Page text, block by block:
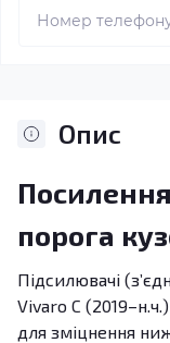
Опис
порога
Підсилювачі
Vivaro C
для зміцнення